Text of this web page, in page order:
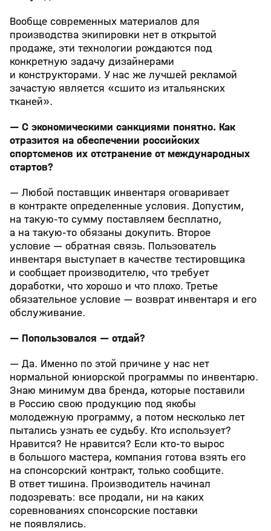
Вообще современных материалов для
производства экипировки нет в открытой
продаже, эти технологии рождаются под
конкретную задачу дизайнерами
и конструкторами. У нас же лучшей рекламой
зачастую является «сшито из итальянских
тканей».
— С экономическими санкциями понятно. Как
отразится на обеспечении российских
спортсменов их отстранение от международных
стартов?
— Любой поставщик инвентаря оговаривает
в контракте определенные условия. Допустим,
на такую-то сумму поставляем бесплатно,
а на такую-то обязаны докупить. Второе
условие — обратная связь. Пользователь
инвентаря выступает в качестве тестировщика
и сообщает производителю, что требует
доработки, что хорошо и что плохо. Третье
обязательное условие — возврат инвентаря и его
обслуживание.
— Попользовался — отдай?
— Да. Именно по этой причине у нас нет
нормальной юниорской программы по инвентарю.
Знаю минимум два бренда, которые поставили
в Россию свою продукцию под якобы
молодежную программу, а потом несколько лет
пытались узнать ее судьбу. Кто использует?
Нравится? Не нравится? Если кто-то вырос
в большого мастера, компания готова взять его
на спонсорский контракт, только сообщите.
В ответ тишина. Производитель начинал
подозревать: все продали, ни на каких
соревнованиях спонсорские поставки
не появлялись.